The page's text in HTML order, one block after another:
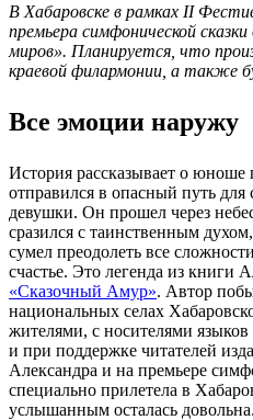
В Хабаровске в рамках II
премьера симфонической
миров». Планируется, что
краевой филармонии, а также
Все эмоции наружу
История рассказывает о юноше
отправился в опасный путь
девушки. Он прошел через
сразился с таинственным
сумел преодолеть все
счастье. Это легенда из книги
«Сказочный Амур». Автор
национальных селах
жителями, с носителями
и при поддержке читателей
Александра и на премьере
специально прилетела в
услышанным осталась довольна.